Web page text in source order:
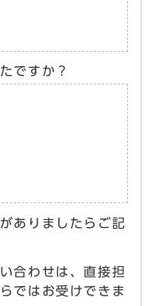
ですか？
ありましたらご記
合わせは、直接担
ではお受けできま